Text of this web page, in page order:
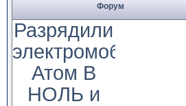
Форум
Разрядили
электромобиль
Атом В
НОЛЬ и